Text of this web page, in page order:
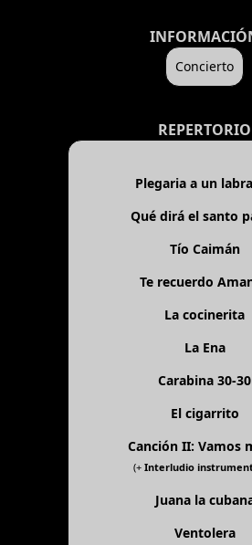
Concierto
REPERTORIO
Plegaria a un
Qué dirá el santo
Tío Caimán
Te recuerdo
La cocinerita
La Ena
Carabina 30-30
El cigarrito
Canción II: Vamos
(+ Interludio
Juana la
Ventolera